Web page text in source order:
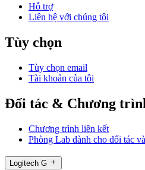
Hỗ trợ
Liên hệ với chúng tôi
Tùy chọn
Tùy chọn email
Tài khoản của tôi
Đối tác & Chương
Chương trình liên kết
Phòng Lab dành cho đối tác
Logitech G